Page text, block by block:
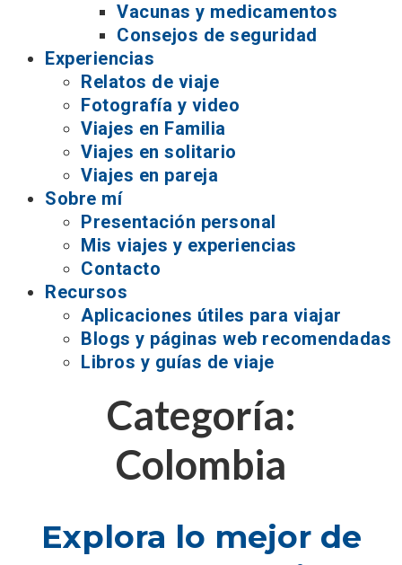
Vacunas y medicamentos
Consejos de seguridad
Experiencias
Relatos de viaje
Fotografía y video
Viajes en Familia
Viajes en solitario
Viajes en pareja
Sobre mí
Presentación personal
Mis viajes y experiencias
Contacto
Recursos
Aplicaciones útiles para viajar
Blogs y páginas web recomendadas
Libros y guías de viaje
Categoría:
Colombia
Explora lo mejor de